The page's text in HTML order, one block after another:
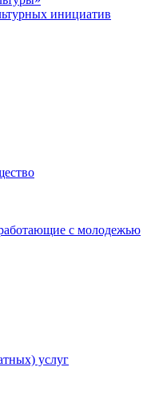
инициатив
с молодежью
услуг